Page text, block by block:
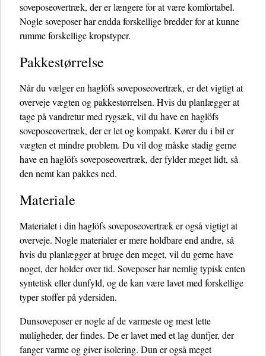
soveposeovertræk, der er længere for at være komfortabel.
Nogle soveposer har endda forskellige bredder for at kunne
rumme forskellige kropstyper.
Pakkestørrelse
Når du vælger en haglöfs soveposeovertræk, er det vigtigt at
overveje vægten og pakkestørrelsen. Hvis du planlægger at
tage på vandretur med rygsæk, vil du have en haglöfs
soveposeovertræk, der er let og kompakt. Kører du i bil er
vægten et mindre problem. Du vil dog måske stadig gerne
have en haglöfs soveposeovertræk, der fylder meget lidt, så
den nemt kan pakkes ned.
Materiale
Materialet i din haglöfs soveposeovertræk er også vigtigt at
overveje. Nogle materialer er mere holdbare end andre, så
hvis du planlægger at bruge den meget, vil du gerne have
noget, der holder over tid. Soveposer har nemlig typisk enten
syntetisk eller dunfyld, og de kan være lavet med forskellige
typer stoffer på ydersiden.
Dunsoveposer er nogle af de varmeste og mest lette
muligheder, der findes. De er lavet med et lag dunfjer, der
fanger varme og giver isolering. Dun er også meget